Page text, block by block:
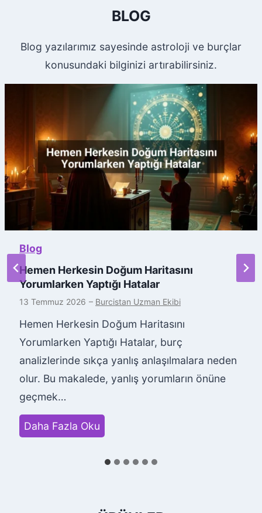
BLOG
Blog yazılarımız sayesinde astroloji ve burçlar
konusundaki bilginizi artırabilirsiniz.
Blog
Hemen Herkesin Doğum Haritasını
Yorumlarken Yaptığı Hatalar
13 Temmuz 2026 – Burcistan Uzman Ekibi
Hemen Herkesin Doğum Haritasını
Yorumlarken Yaptığı Hatalar, burç
analizlerinde sıkça yanlış anlaşılmalara neden
olur. Bu makalede, yanlış yorumların önüne
geçmek…
Daha Fazla Oku
m